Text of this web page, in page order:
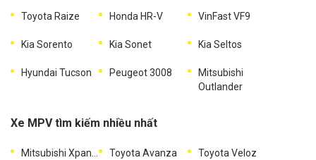
Toyota Raize Honda HR-V VinFast VF9
Kia Sorento Kia Sonet Kia Seltos
Hyundai Tucson Peugeot 3008
Mitsubishi
Outlander
Xe MPV tìm kiếm nhiều nhất
Mitsubishi Xpander Toyota Avanza Toyota Veloz